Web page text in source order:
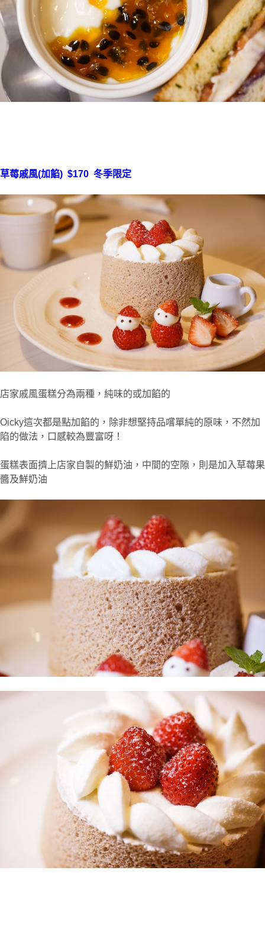
草莓戚風(加餡) $170 冬季限定
店家戚風蛋糕分為兩種，純味的或加餡的
Oicky這次都是點加餡的，除非想堅持品嚐單純的原味，不然加
陷的做法，口感較為豐富呀！
蛋糕表面擠上店家自製的鮮奶油，中間的空隙，則是加入草莓果
醬及鮮奶油